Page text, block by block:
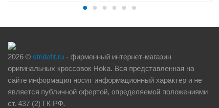
2026 © stridefit.ru - фирменный интернет-магазин
оригинальных кроссовок Hoka. Вся представленная на
сайте информация носит информационный характер и не
является публичной офертой, определяемой положениями
ст. 437 (2) ГК РФ.